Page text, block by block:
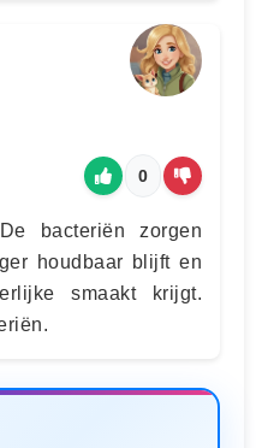
0
bacteriën zorgen
houdbaar blijft en
smaakt krijgt.